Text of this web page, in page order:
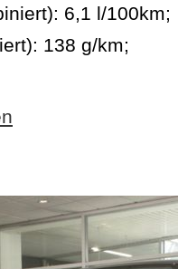
6,1 l/100km;
138 g/km;